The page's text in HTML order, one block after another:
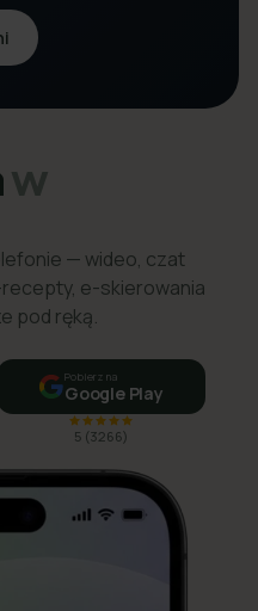
w
— wideo, czat
e-skierowania
pod ręką.
Pobierz na
Google Play
5 (3266)